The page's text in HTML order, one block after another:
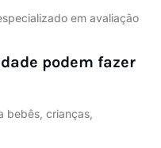
em avaliação
podem fazer
bebês, crianças,